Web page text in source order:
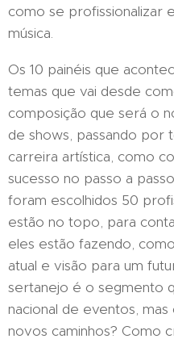
como se profissionalizar
música.
Os 10 painéis que
temas que vai desde
composição que será o
de shows, passando por
carreira artística, como
sucesso no passo a
foram escolhidos 50
estão no topo, para
eles estão fazendo,
atual e visão para um
sertanejo é o segmento
nacional de eventos,
novos caminhos? Como